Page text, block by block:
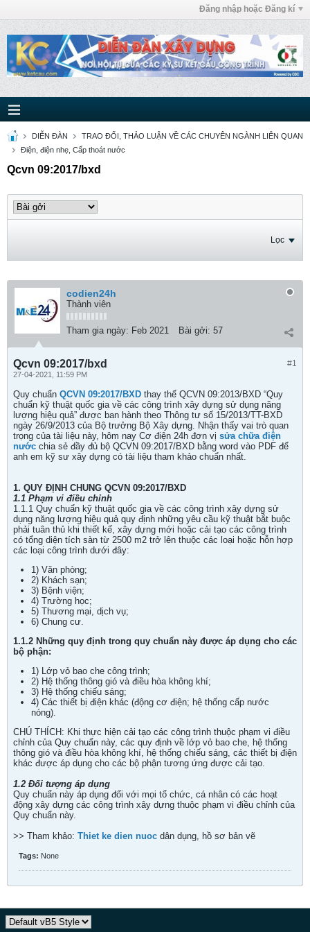
Đăng nhập hoặc Đăng kí
DIỄN ĐÀN
TRAO ĐỔI, THẢO LUẬN VỀ CÁC CHUYÊN NGÀNH LIÊN QUAN
Điện, điện nhẹ, Cấp thoát nước
Qcvn 09:2017/bxd
Lọc
codien24h
Thành viên
Tham gia ngày: Feb 2021 Bài gởi: 57
#1
Qcvn 09:2017/bxd
27-04-2021, 11:59 PM
Quy chuẩn QCVN 09:2017/BXD thay thế QCVN 09:2013/BXD “Quy
chuẩn kỹ thuật quốc gia về các công trình xây dựng sử dụng năng
lượng hiệu quả” được ban hành theo Thông tư số 15/2013/TT-BXD
ngày 26/9/2013 của Bộ trưởng Bộ Xây dựng. Nhận thấy vai trò quan
trọng của tài liệu này, hôm nay Cơ điện 24h đơn vị sửa chữa điện
nước chia sẻ đầy đủ bộ QCVN 09:2017/BXD bằng word vào PDF để
anh em kỹ sư xây dựng có tài liệu tham khảo chuẩn nhất.
1. QUY ĐỊNH CHUNG QCVN 09:2017/BXD
1.1 Phạm vi điều chỉnh
1.1.1 Quy chuẩn kỹ thuật quốc gia về các công trình xây dựng sử
dụng năng lượng hiệu quả quy định những yêu cầu kỹ thuật bắt buộc
phải tuân thủ khi thiết kế, xây dựng mới hoặc cải tạo các công trình
có tổng diện tích sàn từ 2500 m2 trở lên thuộc các loại hoặc hỗn hợp
các loại công trình dưới đây:
1) Văn phòng;
2) Khách sạn;
3) Bệnh viện;
4) Trường học;
5) Thương mại, dịch vụ;
6) Chung cư.
1.1.2 Những quy định trong quy chuẩn này được áp dụng cho các
bộ phận:
1) Lớp vỏ bao che công trình;
2) Hệ thống thông gió và điều hòa không khí;
3) Hệ thống chiếu sáng;
4) Các thiết bị điện khác (động cơ điện; hệ thống cấp nước
nóng).
CHÚ THÍCH: Khi thực hiện cải tạo các công trình thuộc phạm vi điều
chỉnh của Quy chuẩn này, các quy định về lớp vỏ bao che, hệ thống
thông gió và điều hòa không khí, hệ thống chiếu sáng, các thiết bị điện
khác được áp dụng cho các bộ phận tương ứng được cải tạo.
1.2 Đối tượng áp dụng
Quy chuẩn này áp dụng đối với mọi tổ chức, cá nhân có các hoạt
động xây dựng các công trình xây dựng thuộc phạm vi điều chỉnh của
Quy chuẩn này.
>> Tham khảo: Thiet ke dien nuoc dân dụng, hồ sơ bản vẽ
Tags: None